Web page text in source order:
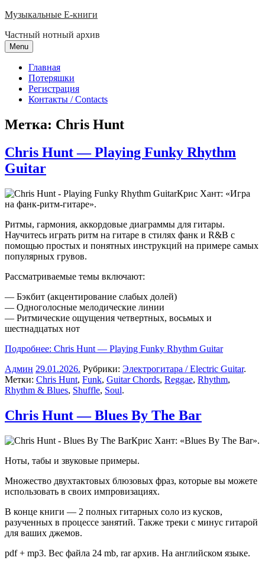
Skip
content
Музыкальные E-книги
Частный нотный архив
Menu
Главная
Потеряшки
Регистрация
Контакты / Contacts
Метка: Chris Hunt
Chris Hunt — Playing Funky Rhythm
Guitar
Крис Хант: «Игра
на фанк-ритм-гитаре».
Ритмы, гармония, аккордовые диаграммы для гитары.
Научитесь играть ритм на гитаре в стилях фанк и R&B с
помощью простых и понятных инструкций на примере самых
популярных грувов.
Рассматриваемые темы включают:
— Бэкбит (акцентирование слабых долей)
— Одноголосные мелодические линии
— Ритмические ощущения четвертных, восьмых и
шестнадцатых нот
Подробнее: Chris Hunt — Playing Funky Rhythm Guitar
Админ 29.01.2026. Рубрики: Электрогитара / Electric Guitar.
Метки: Chris Hunt, Funk, Guitar Chords, Reggae, Rhythm,
Rhythm & Blues, Shuffle, Soul.
Chris Hunt — Blues By The Bar
Крис Хант: «Blues By The Bar».
Ноты, табы и звуковые примеры.
Множество двухтактовых блюзовых фраз, которые вы можете
использовать в своих импровизациях.
В конце книги — 2 полных гитарных соло из кусков,
разученных в процессе занятий. Также треки с минус гитарой
для ваших джемов.
pdf + mp3. Вес файла 24 mb, rar архив. На английском языке.